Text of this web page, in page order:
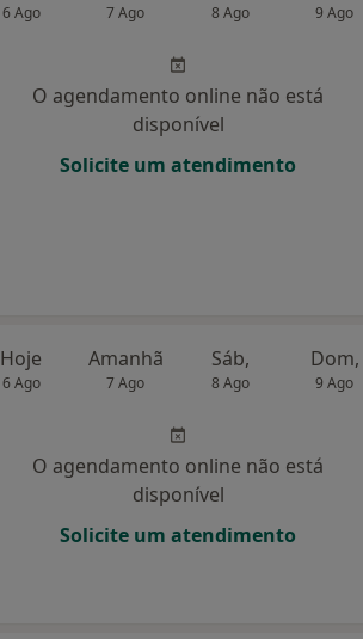
6 Ago 7 Ago 8 Ago 9 Ago
O agendamento online não está
disponível
Solicite um atendimento
Hoje
6 Ago
Amanhã
7 Ago
Sáb,
8 Ago
Dom,
9 Ago
O agendamento online não está
disponível
Solicite um atendimento